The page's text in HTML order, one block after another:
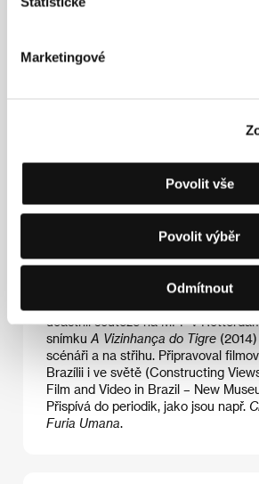
Marketingové
Povolit vše
Povolit výběr
Odmítnout
(1984, Contagem,
A Vizinhança do Tigre
Mostra de Tiradentes a dalších
2009 se Uchôa podílí na výběru
Belo Horizonte nebo Forum.doc.
Horizonte, Brazílie) je scenárista,
účastnil soutěže na MFF v
snímku A Vizinhança do Tigre
scénáři a na střihu. Připravoval
Brazílii i ve světě (Constructing
Film and Video in Brazil – New
Přispívá do periodik, jako jsou např.
Furia Umana.